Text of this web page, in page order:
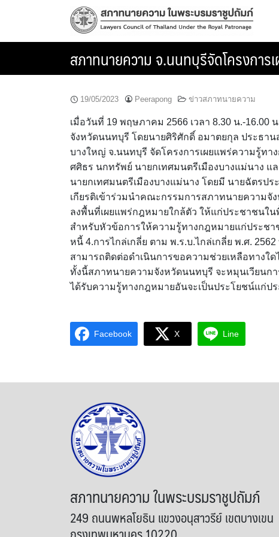
สภาทนายความ จ.นนทบุรีจัดโครงกา
19/05/2023 Peerapong ข่าวสภาทนายความ
เมื่อวันที่ 19 พฤษภาคม 2566 เวลา 8.30 น.-
จังหวัดนนทบุรี โดยนายศิริศักดิ์ อมาตยกุล ประธา
บางใหญ่ จ.นนทบุรี จัดโครงการเผยแพร่ความรู้ท
ศศิธร นกทรัพย์ นายกเทศมนตรีเมืองบางแม่นาง
นายกเทศมนตรีเมืองบางแม่นาง โดยมี นายฉัตรป
เกียรติเข้าร่วมนำคณะกรรมการสภาทนายความ
ลงพื้นที่เผยแพร่กฎหมายใกล้ตัว ให้แก่ประชาชนใ
สำหรับหัวข้อการให้ความรู้ทางกฎหมายแก่ประช
หนี้ 4.การไกล่เกลี่ย ตาม พ.ร.บ.ไกล่เกลี่ย พ.ศ.
สามารถติดต่อดำเนินการขอความช่วยเหลือทางใด
ทั้งนี้สภาทนายความจังหวัดนนทบุรี จะหมุนเวียนก
ได้รับความรู้ทางกฎหมายอันจะเป็นประโยชน์แก่ป
Facebook X Line
สภาทนายความ ในพระบรมราชูปถัมภ์
249 ถนนพหลโยธิน แขวงอนุสาวรีย์ เขตบางเขน